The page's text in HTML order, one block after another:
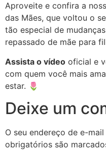
Aproveite e confira a
das Mães, que voltou o
tão especial de
repassado de mãe para
Assista o vídeo oficial e
com quem você mais
estar. 🌷
Deixe um
O seu endereço de e-
obrigatórios são